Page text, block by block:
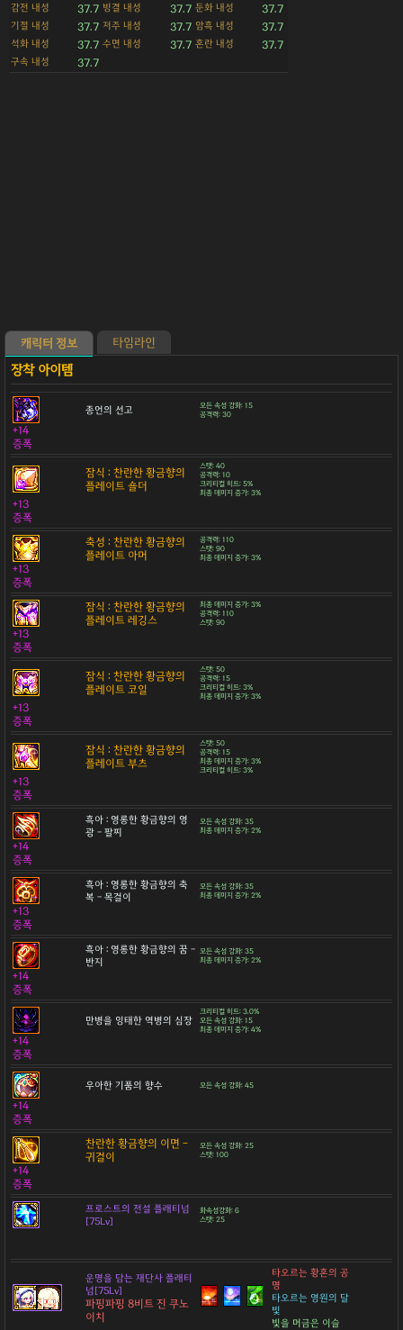
감전 내성 37.7 빙결 내성 37.7 둔화 내성 37.7
기절 내성 37.7 저주 내성 37.7 암흑 내성 37.7
석화 내성 37.7 수면 내성 37.7 혼란 내성 37.7
구속 내성 37.7
캐릭터 정보 타임라인
종언의 선고
모든 속성 강화: 15
공격력: 30
+14
증폭
잠식 : 찬란한 황금향의
플레이트 숄더
스탯: 40
공격력: 10
크리티컬 히트: 5%
최종 데미지 증가: 3%
+13
증폭
축성 : 찬란한 황금향의
플레이트 아머
공격력: 110
스탯: 90
최종 데미지 증가: 3%
+13
증폭
잠식 : 찬란한 황금향의
플레이트 레깅스
최종 데미지 증가: 3%
공격력: 110
스탯: 90
+13
증폭
잠식 : 찬란한 황금향의
플레이트 코일
스탯: 50
공격력: 15
크리티컬 히트: 3%
최종 데미지 증가: 3%
+13
증폭
잠식 : 찬란한 황금향의
플레이트 부츠
스탯: 50
공격력: 15
최종 데미지 증가: 3%
크리티컬 히트: 3%
+13
증폭
흑아 : 영롱한 황금향의 영
광 - 팔찌
모든 속성 강화: 35
최종 데미지 증가: 2%
+14
증폭
흑아 : 영롱한 황금향의 축
복 - 목걸이
모든 속성 강화: 35
최종 데미지 증가: 2%
+13
증폭
흑아 : 영롱한 황금향의 꿈 -
반지
모든 속성 강화: 35
최종 데미지 증가: 2%
+14
증폭
만병을 잉태한 역병의 심장
크리티컬 히트: 3.0%
모든 속성 강화: 15
최종 데미지 증가: 4%
+14
증폭
우아한 기품의 향수 모든 속성 강화: 45
+14
증폭
찬란한 황금향의 이면 -
귀걸이
모든 속성 강화: 25
스탯: 100
+14
증폭
프로스트의 전설 플래티넘
[75Lv]
화속성강화: 6
스탯: 25
운명을 담는 재단사 플래티
넘[75Lv]
파핑파핑 8비트 진 쿠노
이치
타오르는 황혼의 공
명
타오르는 영원의 달
빛
빛을 머금은 이슬